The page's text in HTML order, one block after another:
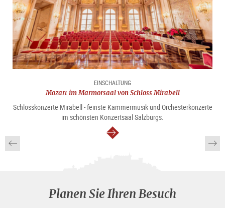
EINSCHALTUNG
Mozart im Marmorsaal von Schloss Mirabell
Schlosskonzerte Mirabell - feinste Kammermusik und Orchesterkonzerte
im schönsten Konzertsaal Salzburgs.
weiter
Planen Sie Ihren Besuch